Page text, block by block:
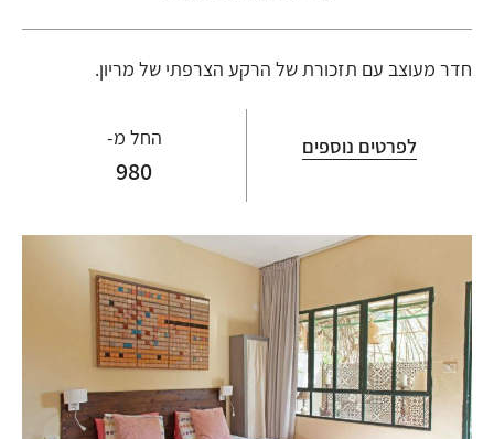
חדר מעוצב עם תזכורת של הרקע הצרפתי של מריון.
החל מ-
980
לפרטים נוספים